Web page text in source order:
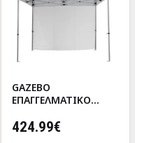
GAZEBO
ΕΠΑΓΓΕΛΜΑΤΙΚΟ
CRESSEN HM21097.01
424.99€